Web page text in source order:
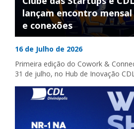
lançam encontro
e conexões
16 de Julho de 2026
Primeira edição do Cowork &
31 de julho, no Hub de Inovação